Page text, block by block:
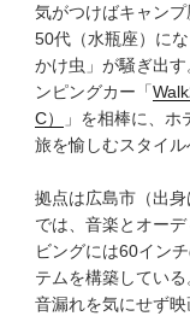
気がつけばキャンプ
50代（水瓶座）に
かけ虫」が騒ぎ出
ンピングカー「
C）
」を相棒に、
旅を愉しむスタイル
拠点は広島市（出
では、音楽とオー
ビングには60イン
テムを構築している
音漏れを気にせず